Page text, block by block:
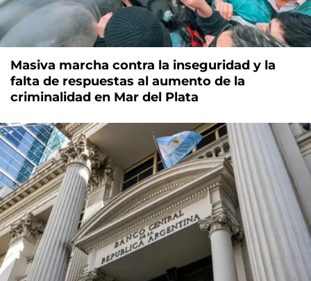
Masiva marcha contra la inseguridad y la
falta de respuestas al aumento de la
criminalidad en Mar del Plata